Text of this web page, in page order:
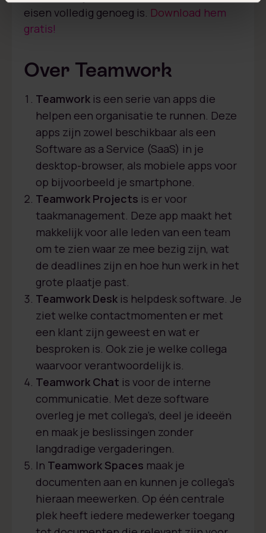
eisen volledig genoeg is. Download hem
gratis!
Over Teamwork
Teamwork is een serie van apps die
helpen een organisatie te runnen. Deze
apps zijn zowel beschikbaar als een
Software as a Service (SaaS) in je
desktop-browser, als mobiele apps voor
op bijvoorbeeld je smartphone.
Teamwork Projects is er voor
taakmanagement. Deze app maakt het
makkelijk voor alle leden van een team
om te zien waar ze mee bezig zijn, wat
de deadlines zijn en hoe hun werk in het
grote plaatje past.
Teamwork Desk is helpdesk software. Je
ziet welke contactmomenten er met
een klant zijn geweest en wat er
besproken is. Ook zie je welke collega
waarvoor verantwoordelijk is.
Teamwork Chat is voor de interne
communicatie. Met deze software
overleg je met collega’s, deel je ideeën
en maak je beslissingen zonder
langdradige vergaderingen.
In Teamwork Spaces maak je
documenten aan en kunnen je collega’s
hieraan meewerken. Op één centrale
plek heeft iedere medewerker toegang